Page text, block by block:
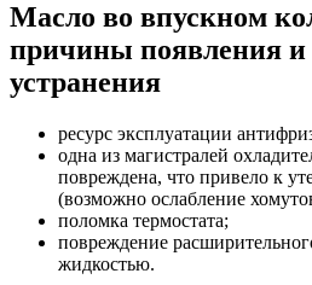
Масло во впускном
причины появления и
устранения
ресурс эксплуатации
одна из магистралей
повреждена, что привело к
(возможно ослабление
поломка термостата;
повреждение
жидкостью.